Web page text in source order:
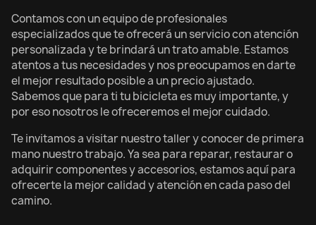
Contamos con un equipo de profesionales
especializados que te ofrecerá un servicio con atención
personalizada y te brindará un trato amable. Estamos
atentos a tus necesidades y nos preocupamos en darte
el mejor resultado posible a un precio ajustado.
Sabemos que para ti tu bicicleta es muy importante, y
por eso nosotros le ofreceremos el mejor cuidado.
Te invitamos a visitar nuestro taller y conocer de primera
mano nuestro trabajo. Ya sea para reparar, restaurar o
adquirir componentes y accesorios, estamos aquí para
ofrecerte la mejor calidad y atención en cada paso del
camino.